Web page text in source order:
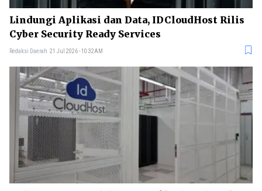
Lindungi Aplikasi dan Data, IDCloudHost Rilis
Cyber Security Ready Services
Redaksi Daerah 21 Jul 2026 - 10:32AM